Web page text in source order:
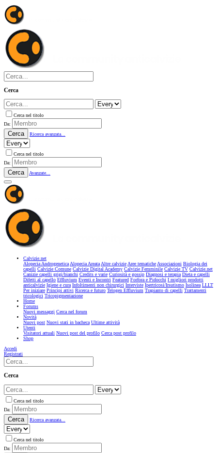
Cerca
Cerca nel titolo
Da:
Cerca Ricerca avanzata...
Cerca nel titolo
Da:
Cerca Avanzate...
Calvizie.net
Alopecia AndrogeneticaAlopecia AreataAltre calvizieAree tematicheAssociazioni Biologia dei
capelli Calvizie Comune Calvizie Digital Academy Calvizie Femminile Calvizie TV Calvizie.net
Canizie capelli grigi/bianchi Credits e varie Curiosità e gossip Diagnosi e terapia Dieta e capelli
Difetti al capello Effluvium Eventi e Incontri Featured Forfora e Pidocchi I migliori prodotti
anticalvizie Igiene e cura Infoltimenti non chirurgici Interviste Ipertricosi/Irsutismo Isolinea LLLT
Per iniziare Principi attivi Ricerca e futuro Telogen Effluvium Trapianto di capelli Trattamenti
tricologici Tricopigmentazione
Home
Forums
Nuovi messaggi Cerca nel forum
Novità
Nuovi post Nuovi stati in bacheca Ultime attività
Utenti
Visitatori attuali Nuovi post del profilo Cerca post profilo
Shop
Accedi
Registrati
Cerca
Cerca nel titolo
Da:
Cerca Ricerca avanzata...
Cerca nel titolo
Da: